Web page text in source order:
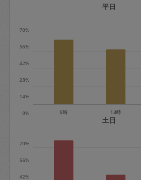
期は月2回まで隔週定期は月
※キャンセル料金の設定につ
平日
0%
14%
28%
42%
56%
70%
9時 13時
土日
42%
56%
70%